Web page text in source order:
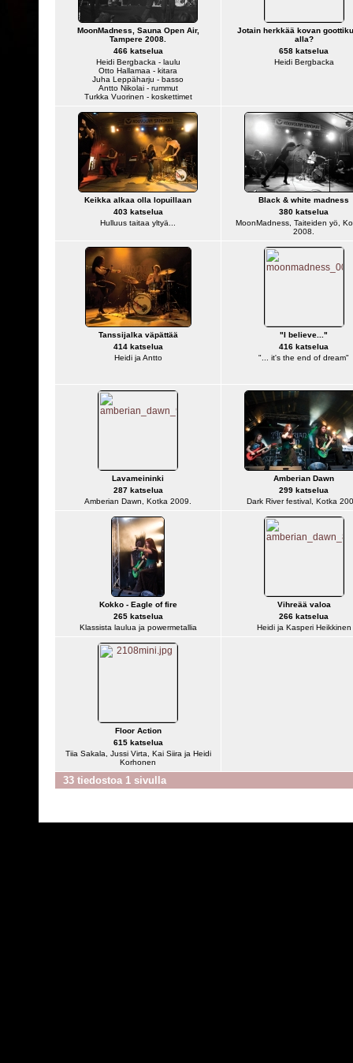
MoonMadness, Sauna Open Air,
Tampere 2008.
466 katselua
Heidi Bergbacka - laulu
Otto Hallamaa - kitara
Juha Leppäharju - basso
Antto Nikolai - rummut
Turkka Vuorinen - koskettimet
Jotain herkkää kovan
alla?
658 katselua
Heidi Bergbacka
Keikka alkaa olla lopuillaan
403 katselua
Hulluus taitaa yltyä...
Black & white madness
380 katselua
MoonMadness, Taiteiden yö,
2008.
Tanssijalka väpättää
414 katselua
Heidi ja Antto
"I believe..."
416 katselua
"... it's the end of dream"
Lavameininki
287 katselua
Amberian Dawn, Kotka 2009.
Amberian Dawn
299 katselua
Dark River festival, Kotka
Kokko - Eagle of fire
265 katselua
Klassista laulua ja powermetallia
Vihreää valoa
266 katselua
Heidi ja Kasperi Heikkinen
Floor Action
615 katselua
Tiia Sakala, Jussi Virta, Kai Siira ja Heidi
Korhonen
33 tiedostoa 1 sivulla